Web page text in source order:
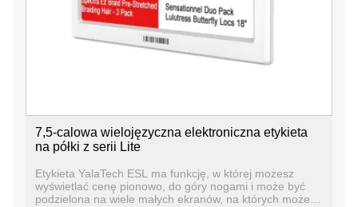
7,5-calowa wielojęzyczna elektroniczna etykieta
na półki z serii Lite
Etykieta YalaTech ESL ma funkcję, w której możesz
wyświetlać cenę pionowo, do góry nogami i może być
podzielona na wiele małych ekranów, na których możesz